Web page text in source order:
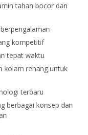
tahan bocor dan
kompetitif
tepat waktu
kolam renang untuk
terbaru
berbagai konsep dan